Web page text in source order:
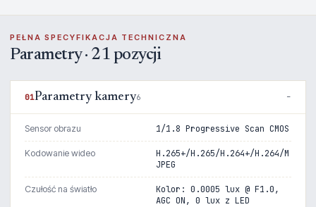
PEŁNA SPECYFIKACJA TECHNICZNA
Parametry · 21 pozycji
01Parametry kamery6
Sensor obrazu 1/1.8 Progressive Scan CMOS
Kodowanie wideo
H.265+/H.265/H.264+/H.264/M
JPEG
Czułość na światło
Kolor: 0.0005 lux @ F1.0,
AGC ON, 0 lux z LED